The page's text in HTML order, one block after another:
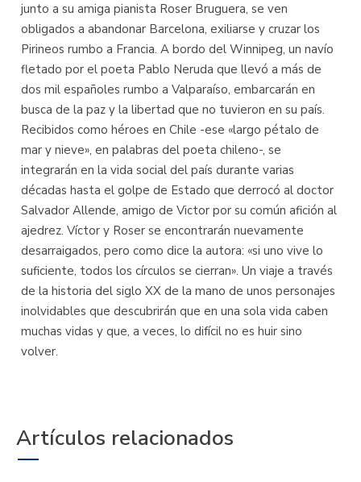
junto a su amiga pianista Roser Bruguera, se ven
obligados a abandonar Barcelona, exiliarse y cruzar los
Pirineos rumbo a Francia. A bordo del Winnipeg, un navío
fletado por el poeta Pablo Neruda que llevó a más de
dos mil españoles rumbo a Valparaíso, embarcarán en
busca de la paz y la libertad que no tuvieron en su país.
Recibidos como héroes en Chile -ese «largo pétalo de
mar y nieve», en palabras del poeta chileno-, se
integrarán en la vida social del país durante varias
décadas hasta el golpe de Estado que derrocó al doctor
Salvador Allende, amigo de Victor por su común afición al
ajedrez. Víctor y Roser se encontrarán nuevamente
desarraigados, pero como dice la autora: «si uno vive lo
suficiente, todos los círculos se cierran». Un viaje a través
de la historia del siglo XX de la mano de unos personajes
inolvidables que descubrirán que en una sola vida caben
muchas vidas y que, a veces, lo difícil no es huir sino
volver.
Artículos relacionados